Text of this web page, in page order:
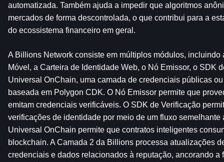
automatizada. Também ajuda a impedir que algoritmos
mercados de forma descontrolada, o que contribui para a
do ecossistema financeiro em geral.
A Billions Network consiste em múltiplos módulos, incluindo
Móvel, a Carteira de Identidade Web, o Nó Emissor, o SDK
Universal OnChain, uma camada de credenciais públicas
baseada em Polygon CDK. O Nó Emissor permite que
emitam credenciais verificáveis. O SDK de Verificação
verificações de identidade por meio de um fluxo semelhante
Universal OnChain permite que contratos inteligentes
blockchain. A Camada 2 da Billions processa atualizações
credenciais e dados relacionados à reputação, ancorando a